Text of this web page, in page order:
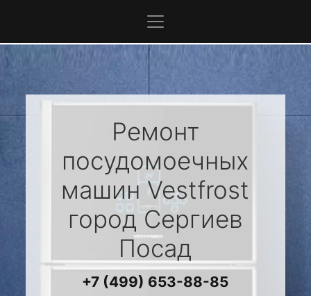
Ремонт
посудомоечных
машин Vestfrost
город Сергиев
Посад
+7 (499) 653-88-85